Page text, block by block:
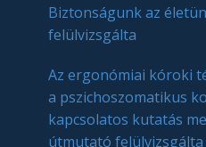
Biztonságunk az
felülvizsgálta
Az ergonómiai kóroki
a pszichoszomatikus
kapcsolatos kutatás
útmutató felülvizsgálta